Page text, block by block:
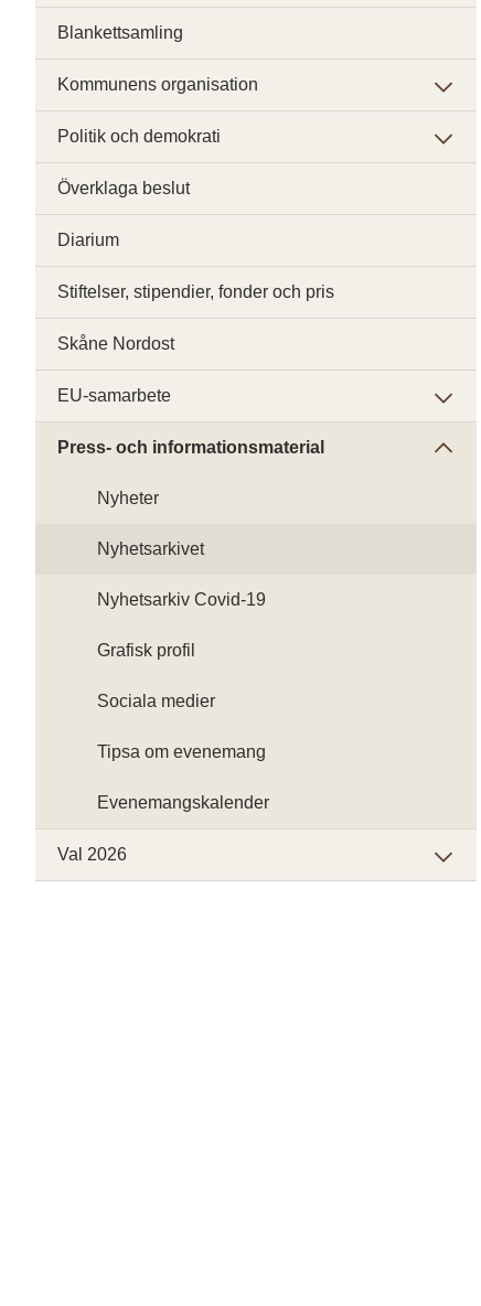
Blankettsamling
Kommunens organisation
Politik och demokrati
Överklaga beslut
Diarium
Stiftelser, stipendier, fonder och pris
Skåne Nordost
EU-samarbete
Press- och informationsmaterial
Nyheter
Nyhetsarkivet
Nyhetsarkiv Covid-19
Grafisk profil
Sociala medier
Tipsa om evenemang
Evenemangskalender
Val 2026